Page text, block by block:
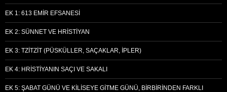
EK 1: 613 EMIR EFSANESI
EK 2: SÜNNET VE HRISTIYAN
EK 3: TZITZIT (PÜSKÜLLER, SAÇAKLAR, İPLER)
EK 4: HRISTIYANIN SAÇI VE SAKALI
EK 5: ŞABAT GÜNÜ VE KILISEYE GITME GÜNÜ, BIRBIRINDEN FARKLI